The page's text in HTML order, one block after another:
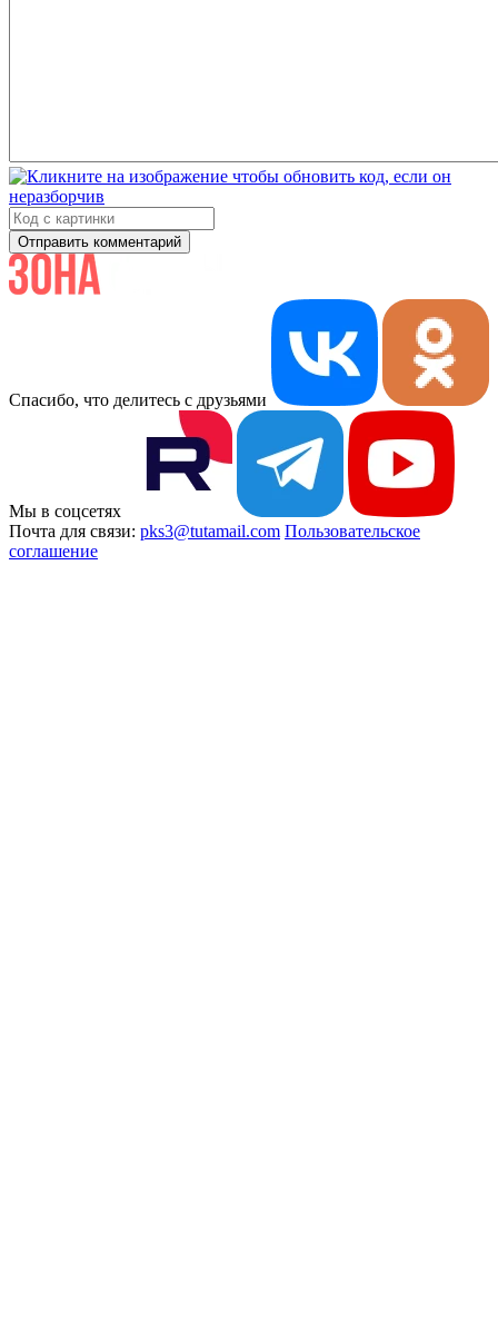
Отправить комментарий
Спасибо, что делитесь с друзьями
Мы в соцсетях
Почта для связи: pks3@tutamail.com Пользовательское
соглашение